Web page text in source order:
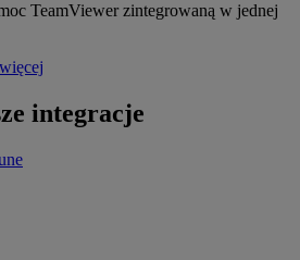
TeamViewer zintegrowaną w jednej
integracje